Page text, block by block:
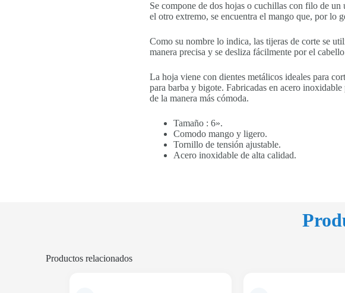
Se compone de dos hojas o cuchillas con filo de
el otro extremo, se encuentra el mango que, por lo
Como su nombre lo indica, las tijeras de corte se
manera precisa y se desliza fácilmente por el
La hoja viene con dientes metálicos ideales para
para barba y bigote. Fabricadas en acero
de la manera más cómoda.
Tamaño : 6».
Comodo mango y ligero.
Tornillo de tensión ajustable.
Acero inoxidable de alta calidad.
Productos relacionados